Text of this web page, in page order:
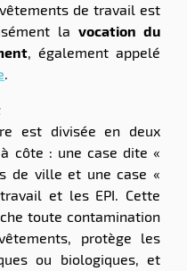
de travail est
la vocation du
, également appelé
.
est divisée en deux
côte : une case dite «
de ville et une case «
et les EPI. Cette
toute contamination
protège les
ou biologiques, et